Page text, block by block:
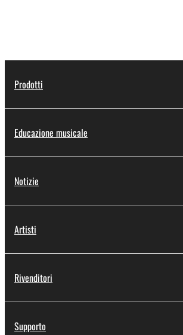
Prodotti
Educazione musicale
Notizie
Artisti
Rivenditori
Supporto